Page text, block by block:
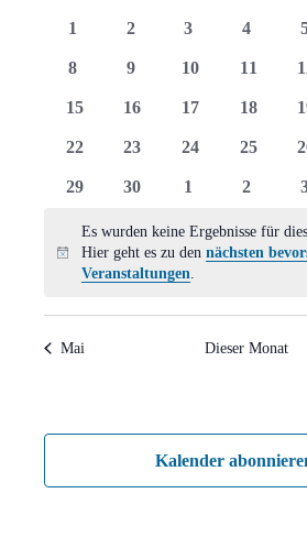
von
Veranstaltungen
0
1
0
2
0
3
0
4
0
0
8
0
9
0
10
0
11
0
0
15
0
16
0
17
0
18
0
0
22
0
23
0
24
0
25
0
0
29
0
30
0
1
0
2
0
Hinweis
Es wurden keine Ergebnisse für
Hier geht es zu den nächsten
Veranstaltungen.
Mai Dieser Monat
Kalender